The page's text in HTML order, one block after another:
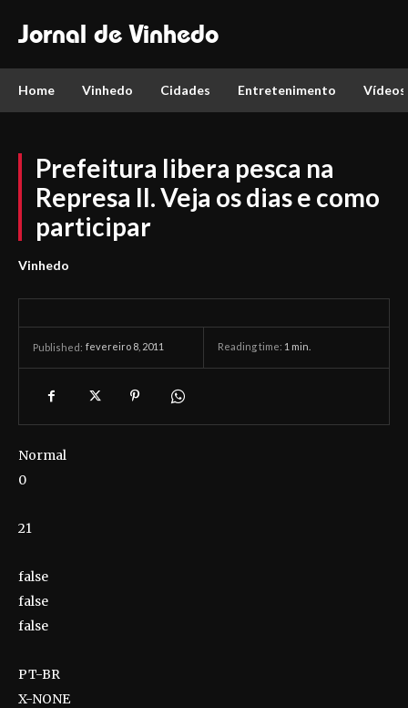
Jornal de Vinhedo
Home Vinhedo Cidades Entretenimento Vídeos
Prefeitura libera pesca na
Represa II. Veja os dias e como
participar
Vinhedo
Published: fevereiro 8, 2011 Reading time: 1 min.
Normal
0
21
false
false
false
PT-BR
X-NONE